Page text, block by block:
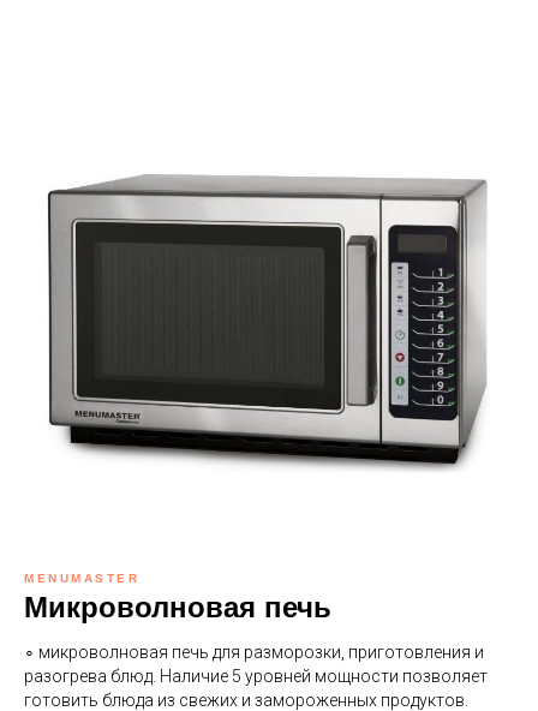
MENUMASTER
Микроволновая печь
∘ микроволновая печь для разморозки, приготовления и
разогрева блюд. Наличие 5 уровней мощности позволяет
готовить блюда из свежих и замороженных продуктов.